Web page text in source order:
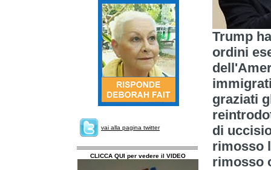
vai alla pagina twitter
CLICCA QUI per vedere il VIDEO
Trump
ordini
graziati
di
rimosso
rimosso